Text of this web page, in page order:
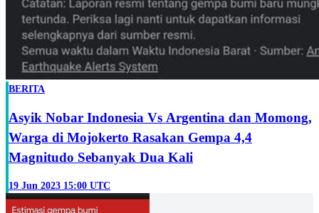
BERITA
Asyik Nobar Indonesia Vs Argentina dan Momong,
Warga di Mojokerto Rasakan Gempa 4,4
Magnitudo Sebanyak Dua Kali
19 Jun 2023 15:00 UTC